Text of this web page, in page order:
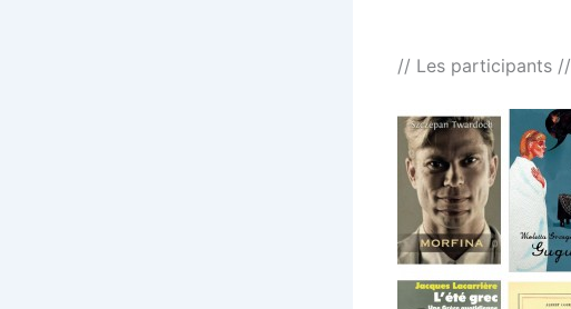
// Les participants //